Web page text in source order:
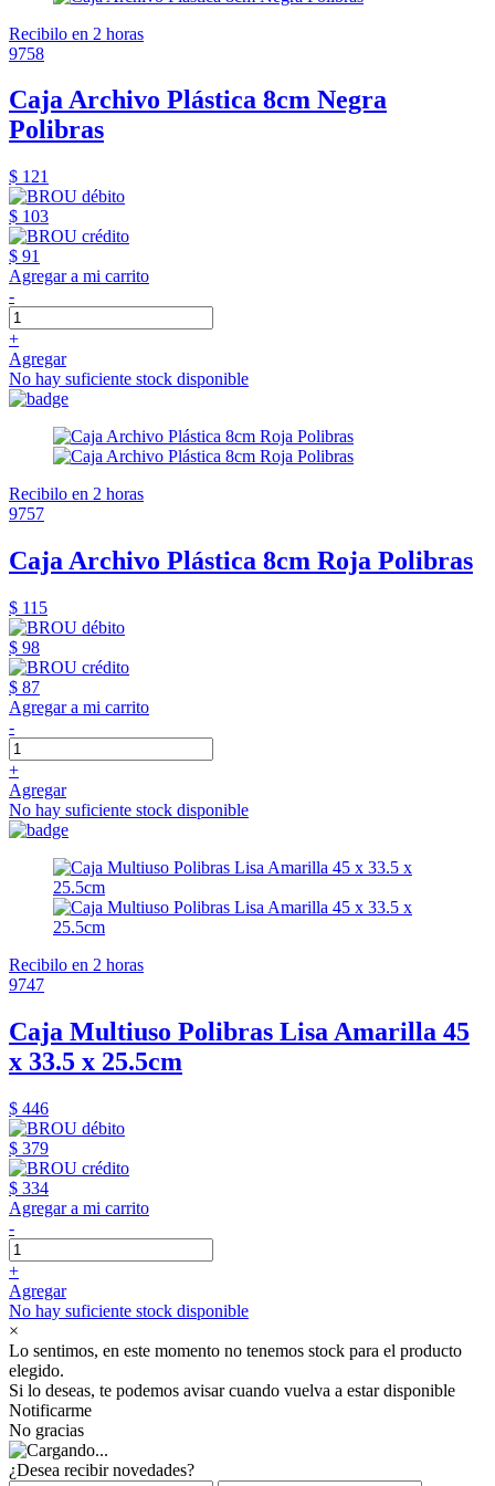
Recibilo en 2 horas
9758
Caja Archivo Plástica 8cm Negra
Polibras
$ 121
$ 103
$ 91
Agregar a mi carrito
-
+
Agregar
No hay suficiente stock disponible
Recibilo en 2 horas
9757
Caja Archivo Plástica 8cm Roja Polibras
$ 115
$ 98
$ 87
Agregar a mi carrito
-
+
Agregar
No hay suficiente stock disponible
Recibilo en 2 horas
9747
Caja Multiuso Polibras Lisa Amarilla 45
x 33.5 x 25.5cm
$ 446
$ 379
$ 334
Agregar a mi carrito
-
+
Agregar
No hay suficiente stock disponible
×
Lo sentimos, en este momento no tenemos stock para el producto
elegido.
Si lo deseas, te podemos avisar cuando vuelva a estar disponible
Notificarme
No gracias
¿Desea recibir novedades?